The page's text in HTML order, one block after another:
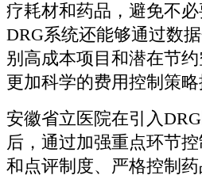
疗耗材和药品，避免不必
DRG系统还能够通过数
别高成本项目和潜在节
更加科学的费用控制策略
安徽省立医院在引入
后，通过加强重点环节
和点评制度、严格控制